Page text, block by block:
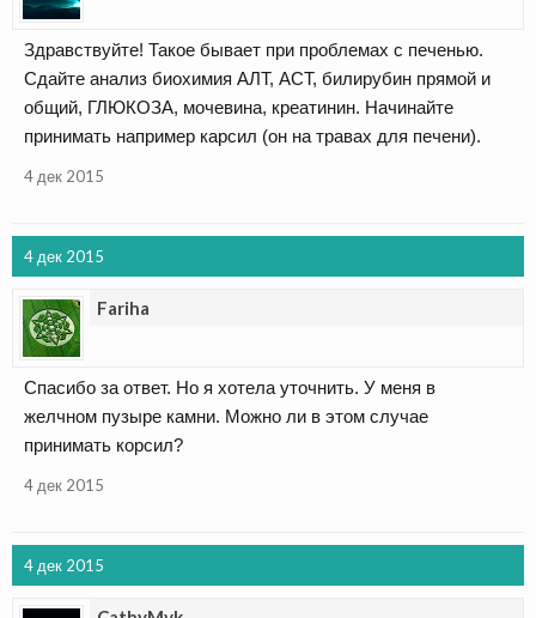
Здравствуйте! Такое бывает при проблемах с печенью.
Сдайте анализ биохимия АЛТ, АСТ, билирубин прямой и
общий, ГЛЮКОЗА, мочевина, креатинин. Начинайте
принимать например карсил (он на травах для печени).
4 дек 2015
4 дек 2015
Fariha
Спасибо за ответ. Но я хотела уточнить. У меня в
желчном пузыре камни. Можно ли в этом случае
принимать корсил?
4 дек 2015
4 дек 2015